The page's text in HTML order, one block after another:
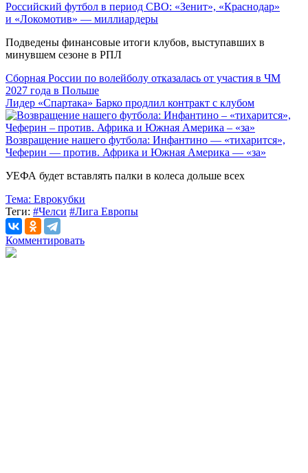
Российский футбол в период СВО: «Зенит», «Краснодар»
и «Локомотив» — миллиардеры
Подведены финансовые итоги клубов, выступавших в
минувшем сезоне в РПЛ
Сборная России по волейболу отказалась от участия в ЧМ
2027 года в Польше
Лидер «Спартака» Барко продлил контракт с клубом
Возвращение нашего футбола: Инфантино — «тихарится»,
Чеферин — против. Африка и Южная Америка — «за»
УЕФА будет вставлять палки в колеса дольше всех
Тема: Еврокубки
Теги: #Челси #Лига Европы
Комментировать